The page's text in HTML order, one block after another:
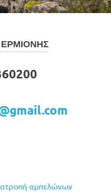
αμπελώνων